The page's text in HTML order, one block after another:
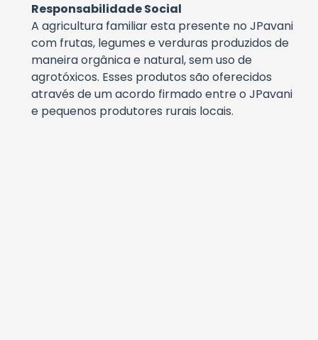
Responsabilidade Social
A agricultura familiar esta presente no JPavani
com frutas, legumes e verduras produzidos de
maneira orgânica e natural, sem uso de
agrotóxicos. Esses produtos são oferecidos
através de um acordo firmado entre o JPavani
e pequenos produtores rurais locais.